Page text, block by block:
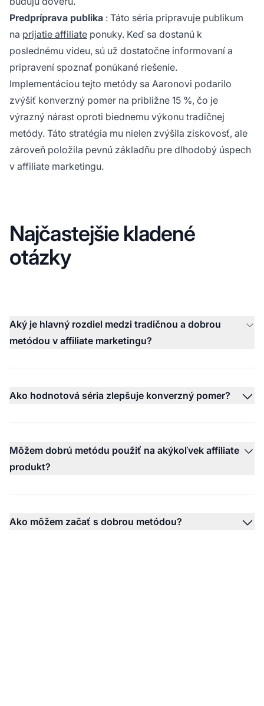
Predpríprava publika : Táto séria pripravuje publikum
na prijatie affiliate ponuky. Keď sa dostanú k
poslednému videu, sú už dostatočne informovaní a
pripravení spoznať ponúkané riešenie.
Implementáciou tejto metódy sa Aaronovi podarilo
zvýšiť konverzný pomer na približne 15 %, čo je
výrazný nárast oproti biednemu výkonu tradičnej
metódy. Táto stratégia mu nielen zvýšila ziskovosť, ale
zároveň položila pevnú základňu pre dlhodobý úspech
v affiliate marketingu.
Najčastejšie kladené
otázky
Aký je hlavný rozdiel medzi tradičnou a dobrou
metódou v affiliate marketingu?
Ako hodnotová séria zlepšuje konverzný pomer?
Môžem dobrú metódu použiť na akýkoľvek affiliate
produkt?
Ako môžem začať s dobrou metódou?